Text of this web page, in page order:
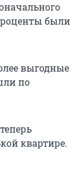
были
выгодные
по
квартире.